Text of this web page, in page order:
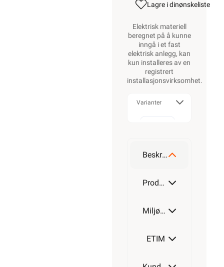
Lagre i dinønskeliste
Elektrisk materiell
beregnet på å kunne
inngå i et fast
elektrisk anlegg, kan
kun installeres av en
registrert
installasjonsvirksomhet.
Varianter
Beskrivelse
Produktdetaljer
Miljøparametere
ETIM